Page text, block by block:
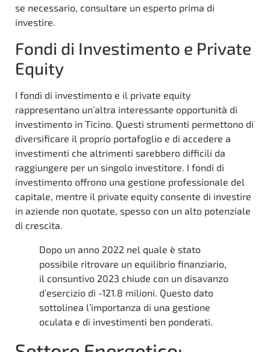
se necessario, consultare un esperto prima di
investire.
Fondi di Investimento e Private
Equity
I fondi di investimento e il private equity
rappresentano un’altra interessante opportunità di
investimento in Ticino. Questi strumenti permettono di
diversificare il proprio portafoglio e di accedere a
investimenti che altrimenti sarebbero difficili da
raggiungere per un singolo investitore. I fondi di
investimento offrono una gestione professionale del
capitale, mentre il private equity consente di investire
in aziende non quotate, spesso con un alto potenziale
di crescita.
Dopo un anno 2022 nel quale è stato
possibile ritrovare un equilibrio finanziario,
il consuntivo 2023 chiude con un disavanzo
d’esercizio di -121.8 milioni. Questo dato
sottolinea l’importanza di una gestione
oculata e di investimenti ben ponderati.